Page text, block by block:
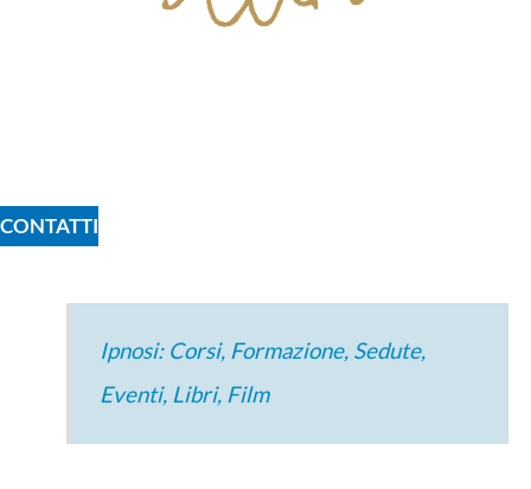
CONTATTI
Ipnosi: Corsi, Formazione, Sedute,
Eventi, Libri, Film